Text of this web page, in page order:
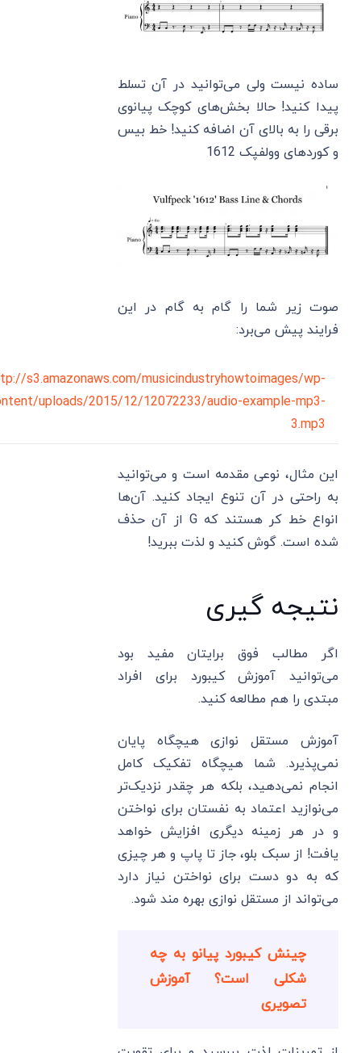
ساده نیست ولی می‌توانید در آن تسلط
پیدا کنید! حالا بخش‌های کوچک پیانوی
برقی را به بالای آن اضافه کنید! خط بیس
و کوردهای وولفپک 1612
صوت زیر شما را گام به گام در این
فرایند پیش می‌برد:
s3.amazonaws.com/musicindustryhowtoimages/wp-
uploads/2015/12/12072233/audio-example-mp3-
3.mp3
این مثال، نوعی مقدمه است و می‌توانید
به راحتی در آن تنوع ایجاد کنید. آن‌ها
انواع خط کر هستند که G از آن حذف
شده است. گوش کنید و لذت ببرید!
نتیجه گیری
اگر مطالب فوق برایتان مفید بود
می‌توانید آموزش کیبورد برای افراد
مبتدی را هم مطالعه کنید.
آموزش مستقل نوازی هیچگاه پایان
نمی‌پذیرد. شما هیچگاه تفکیک کامل
انجام نمی‌دهید، بلکه هر چقدر نزدیک‌تر
می‌نوازید اعتماد به نفستان برای نواختن
و در هر زمینه دیگری افزایش خواهد
یافت! از سبک بلو، جاز تا پاپ و هر چیزی
که به دو دست برای نواختن نیاز دارد
می‌تواند از مستقل نوازی بهره مند شود.
چینش کیبورد پیانو به چه
شکلی است؟ آموزش
تصویری